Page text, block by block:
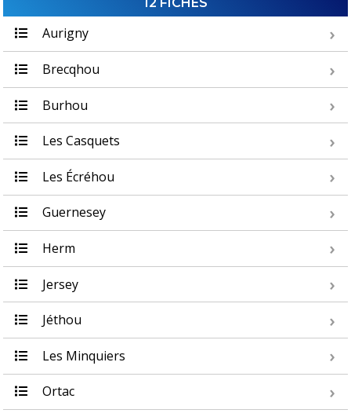
Aurigny
Brecqhou
Burhou
Les Casquets
Les Écréhou
Guernesey
Herm
Jersey
Jéthou
Les Minquiers
Ortac